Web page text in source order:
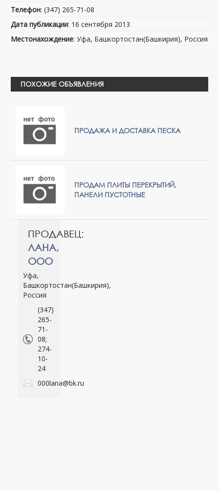
Телефон: (347) 265-71-08
Дата публикации: 16 сентября 2013
Местонахождение: Уфа, Башкортостан(Башкирия), Россия
ПОХОЖИЕ ОБЪЯВЛЕНИЯ
ПРОДАЖА И ДОСТАВКА ПЕСКА
ПРОДАМ ПЛИТЫ ПЕРЕКРЫТИЙ,
ПАНЕЛИ ПУСТОТНЫЕ
ПРОДАВЕЦ:
ЛАНА,
ООО
Уфа,
Башкортостан(Башкирия),
Россия
(347)
265-
71-
08;
274-
10-
24
000lana@bk.ru